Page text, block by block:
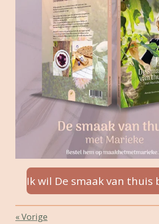
Ik wil De smaak van thuis
«Vorige